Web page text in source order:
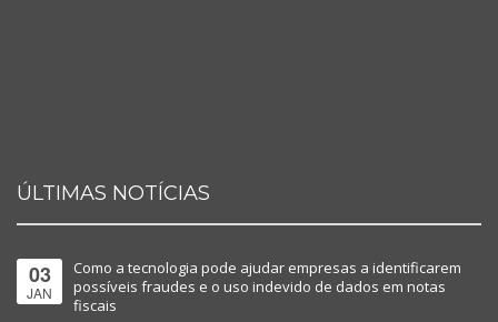
ÚLTIMAS NOTÍCIAS
03
JAN
Como a tecnologia pode ajudar empresas a identificarem
possíveis fraudes e o uso indevido de dados em notas
fiscais